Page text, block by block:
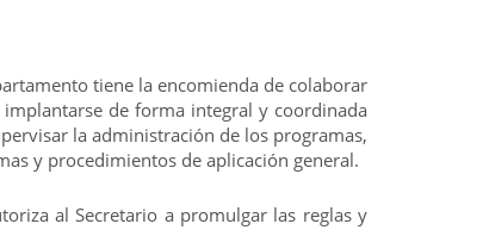
tiene la encomienda de colaborar
de forma integral y coordinada
la administración de los programas,
y procedimientos de aplicación general.
al Secretario a promulgar las reglas y